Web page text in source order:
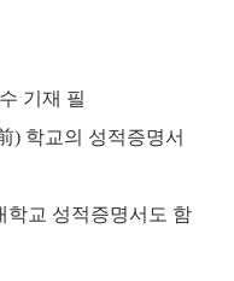
기재 필
학교의 성적증명서
교 성적증명서도 함